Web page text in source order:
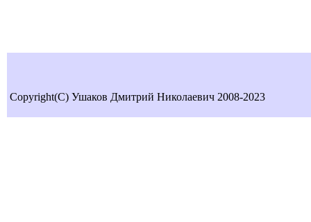
Copyright(C) Ушаков Дмитрий Николаевич 2008-2023